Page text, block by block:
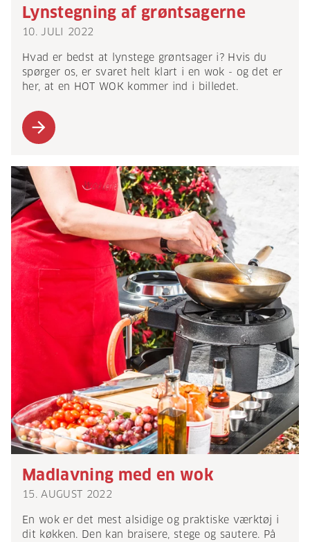
Lynstegning af grøntsagerne
10. JULI 2022
Hvad er bedst at lynstege grøntsager i? Hvis du
spørger os, er svaret helt klart i en wok - og det er
her, at en HOT WOK kommer ind i billedet.
arrow_forward
Madlavning med en wok
15. AUGUST 2022
En wok er det mest alsidige og praktiske værktøj i
dit køkken. Den kan braisere, stege og sautere. På